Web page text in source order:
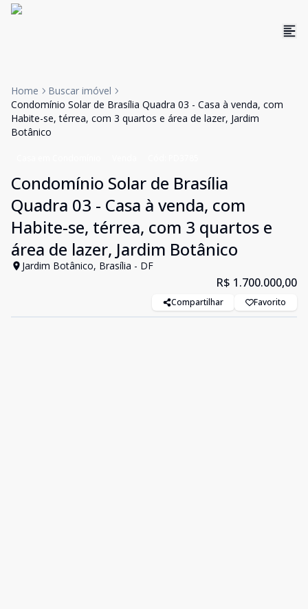
Home
Buscar imóvel
Condomínio Solar de Brasília Quadra 03 - Casa à venda, com
Habite-se, térrea, com 3 quartos e área de lazer, Jardim
Botânico
Condomínio Solar de Brasília
Quadra 03 - Casa à venda, com
Habite-se, térrea, com 3 quartos e
área de lazer, Jardim Botânico
Jardim Botânico, Brasília - DF
R$ 1.700.000,00
Compartilhar Favorito